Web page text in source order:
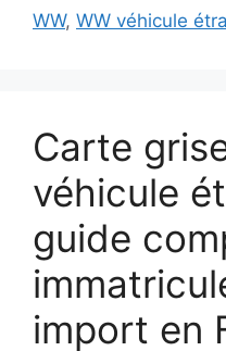
WW, WW véhicule
Carte
véhicule
guide
import en